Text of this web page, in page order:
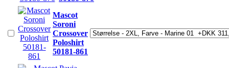
Mascot
Soroni
Crossover
Poloshirt
50181-861